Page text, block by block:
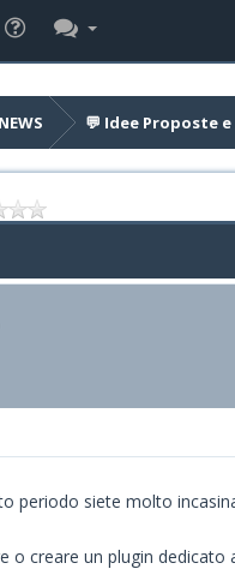
NEWS 💬 Idee Proposte
periodo siete molto
o creare un plugin dedicato